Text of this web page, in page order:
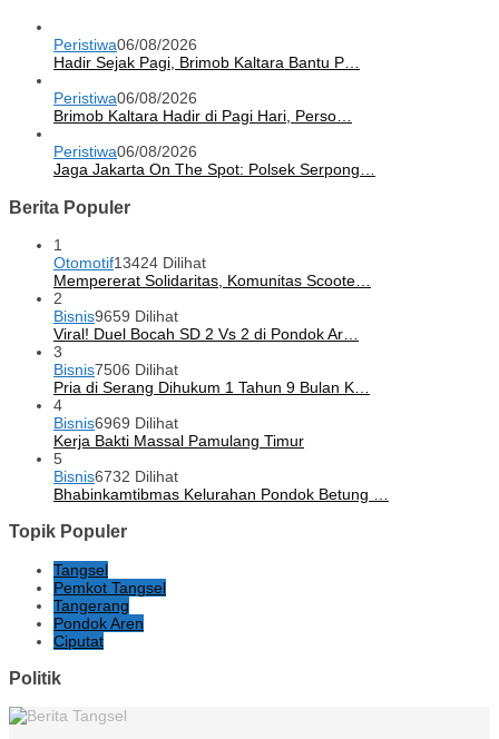
Peristiwa06/08/2026
Hadir Sejak Pagi, Brimob Kaltara Bantu P…
Peristiwa06/08/2026
Brimob Kaltara Hadir di Pagi Hari, Perso…
Peristiwa06/08/2026
Jaga Jakarta On The Spot: Polsek Serpong…
Berita Populer
1
Otomotif13424 Dilihat
Mempererat Solidaritas, Komunitas Scoote…
2
Bisnis9659 Dilihat
Viral! Duel Bocah SD 2 Vs 2 di Pondok Ar…
3
Bisnis7506 Dilihat
Pria di Serang Dihukum 1 Tahun 9 Bulan K…
4
Bisnis6969 Dilihat
Kerja Bakti Massal Pamulang Timur
5
Bisnis6732 Dilihat
Bhabinkamtibmas Kelurahan Pondok Betung …
Topik Populer
Tangsel
Pemkot Tangsel
Tangerang
Pondok Aren
Ciputat
Politik